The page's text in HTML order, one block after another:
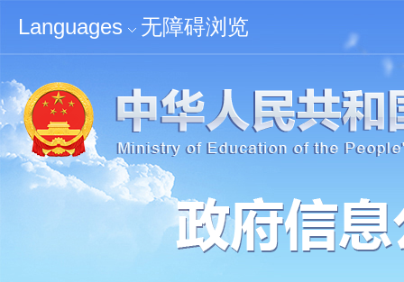
Languages 无障碍浏览